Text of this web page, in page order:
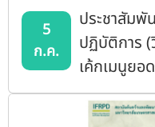
5
ก.ค.
ประชาสัม
ปฏิบัติการ
เค้กเมนูยอ